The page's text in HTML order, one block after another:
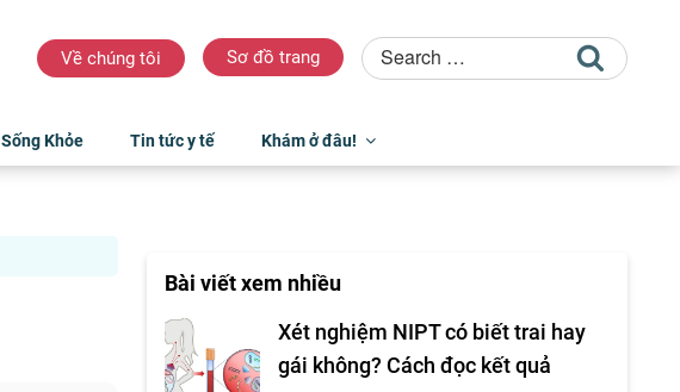
Về chúng tôi Sơ đồ trang
Sống Khỏe Tin tức y tế Khám ở đâu!
Bài viết xem nhiều
Xét nghiệm NIPT có biết trai hay
gái không? Cách đọc kết quả